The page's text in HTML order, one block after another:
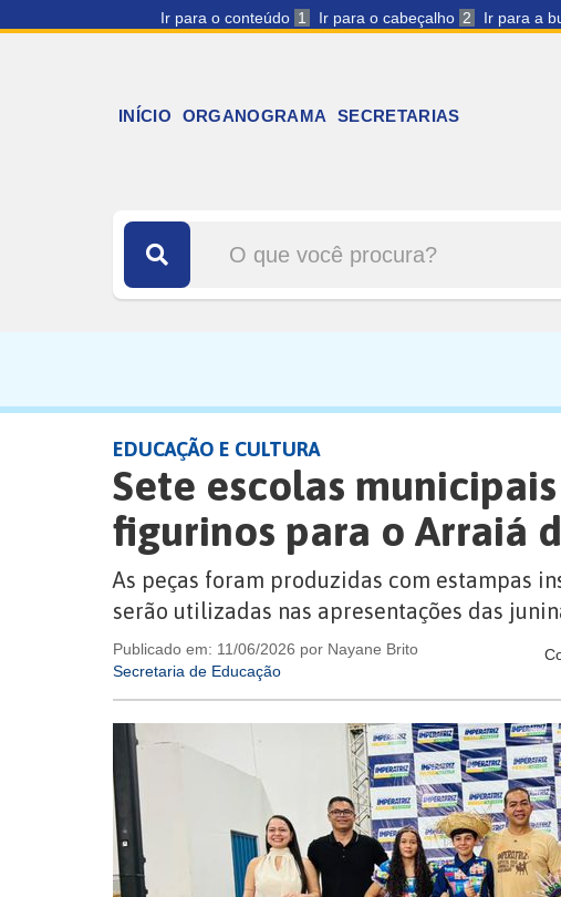
Ir para o conteúdo 1 Ir para o cabeçalho 2 Ir para a
INÍCIO ORGANOGRAMA SECRETARIAS
EDUCAÇÃO E CULTURA
Sete escolas
figurinos para o Arraiá
As peças foram produzidas com estampas
serão utilizadas nas apresentações das
Publicado em: 11/06/2026 por Nayane Brito
Secretaria de Educação